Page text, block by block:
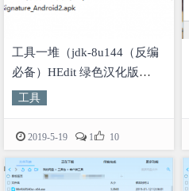
工具一堆（jdk-8u144（反编
必备）HEdit 绿色汉化版
PlistEditor（修改INFO文件）
签名获取工具）
工具
2019-5-19 1 10